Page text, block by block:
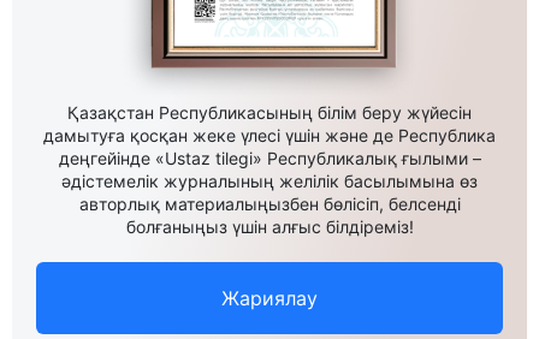
Қазақстан Республикасының білім беру жүйесін
дамытуға қосқан жеке үлесі үшін және де Республика
деңгейінде «Ustaz tilegi» Республикалық ғылыми –
әдістемелік журналының желілік басылымына өз
авторлық материалыңызбен бөлісіп, белсенді
болғаныңыз үшін алғыс білдіреміз!
Жариялау